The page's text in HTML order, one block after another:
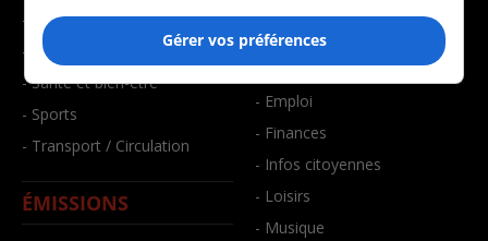
- Environnement
- Faits divers
- Santé et bien-être
- Sports
- Transport / Circulation
ÉMISSIONS
- Art de vivre
- Bien-être
- Emploi
- Finances
- Infos citoyennes
- Loisirs
- Musique
Gérer vos préférences